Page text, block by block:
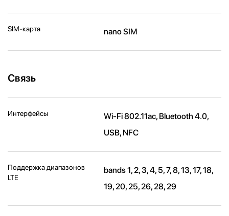
SIM-карта nano SIM
Связь
Интерфейсы
Wi-Fi 802.11ac, Bluetooth 4.0,
USB, NFC
Поддержка диапазонов
LTE
bands 1, 2, 3, 4, 5, 7, 8, 13, 17, 18,
19, 20, 25, 26, 28, 29